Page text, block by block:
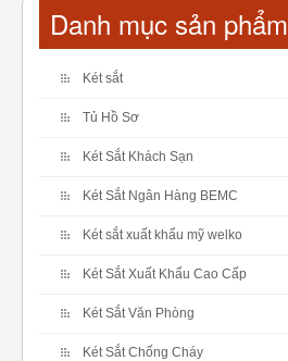
Danh mục sản phẩm
Két sắt
Tủ Hồ Sơ
Két Sắt Khách Sạn
Két Sắt Ngân Hàng BEMC
Két sắt xuất khẩu mỹ welko
Két Sắt Xuất Khẩu Cao Cấp
Két Sắt Văn Phòng
Két Sắt Chống Cháy